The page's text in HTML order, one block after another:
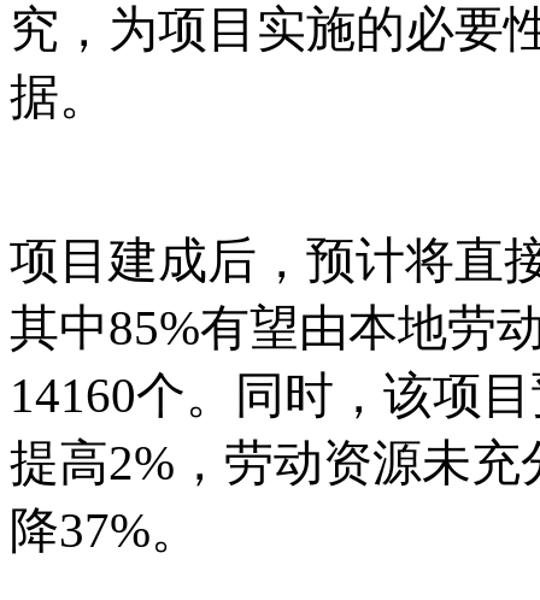
究，为项目实施的必要
据。
项目建成后，预计将直
其中85%有望由本地劳
14160个。同时，该项
提高2%，劳动资源未
降37%。